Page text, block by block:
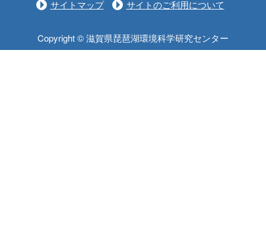
サイトマップ サイトのご利用について
Copyright © 滋賀県琵琶湖環境科学研究センター